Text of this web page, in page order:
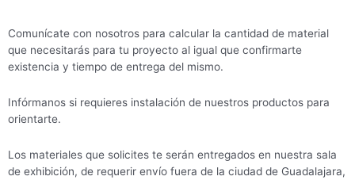
Comunícate con nosotros para calcular la cantidad de material
que necesitarás para tu proyecto al igual que confirmarte
existencia y tiempo de entrega del mismo.
Infórmanos si requieres instalación de nuestros productos para
orientarte.
Los materiales que solicites te serán entregados en nuestra sala
de exhibición, de requerir envío fuera de la ciudad de Guadalajara,